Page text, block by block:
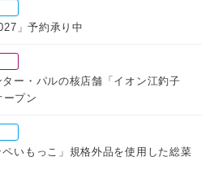
」予約承り中
ー・パルの核店舗「イオン江釣子
ープン
いもっこ」規格外品を使用した総菜